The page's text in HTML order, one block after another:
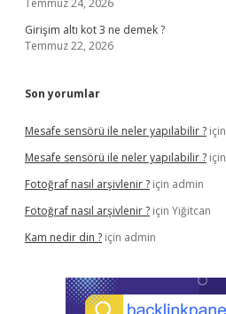
Temmuz 24, 2026
Girişim altı kot 3 ne demek ?
Temmuz 22, 2026
Son yorumlar
Mesafe sensörü ile neler yapılabilir ? için
Mesafe sensörü ile neler yapılabilir ? için
Fotoğraf nasıl arşivlenir ? için admin
Fotoğraf nasıl arşivlenir ? için Yiğitcan
Kam nedir din ? için admin